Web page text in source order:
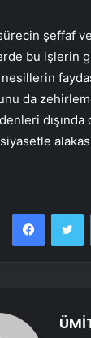
şeffaf
bu işlerin
da